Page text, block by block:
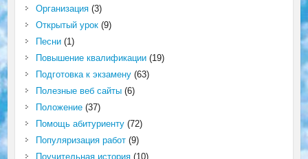
Организация(3)
Открытый урок(9)
Песни(1)
Повышение квалификации(19)
Подготовка к экзамену(63)
Полезные веб сайты(6)
Положение(37)
Помощь абитуриенту(72)
Популяризация работ(9)
Поучительная история(10)